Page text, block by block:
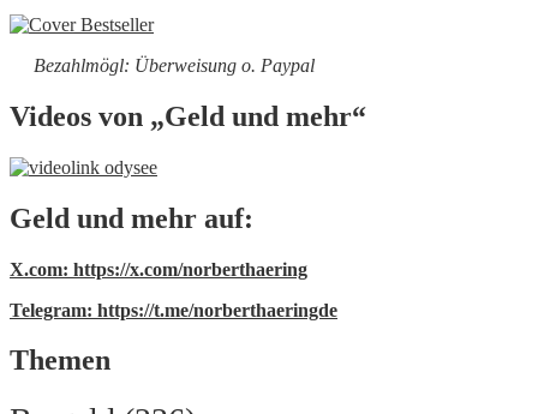
Bezahlmögl: Überweisung o. Paypal
Videos von „Geld und mehr“
Geld und mehr auf:
X.com: https://x.com/norberthaering
Telegram: https://t.me/norberthaeringde
Themen